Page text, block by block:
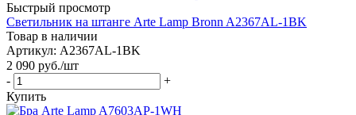
Быстрый просмотр
Светильник на штанге Arte Lamp Bronn A2367AL-1BK
Товар в наличии
Артикул: A2367AL-1BK
2 090 руб./шт
-
+
Купить